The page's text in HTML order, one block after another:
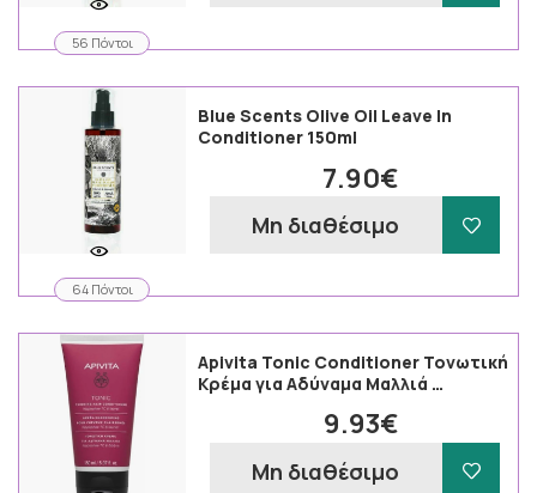
56 Πόντοι
64 Πόντοι
Blue Scents Olive Oil Leave In
Conditioner 150ml
7.90€
Μη διαθέσιμο
Apivita Tonic Conditioner Τονωτική
Κρέμα για Αδύναμα Μαλλιά …
9.93€
Μη διαθέσιμο